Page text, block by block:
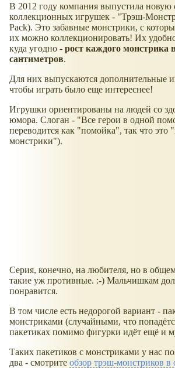
В 2012 году компания выпустила новую
коллекционных игрушек - "Трэш-
Pack). Это забавные монстрики, с
их можно коллекционировать! Их
куда угодно - рост каждого монстрика
сантиметров.
Для них выпускаются дополнительные
чтобы играть было еще интереснее!
Игрушки ориентированы на людей со
юмора. Слоган - "Все герои в одной
переводится как "помойка", так что это
монстрики").
Серия, конечно, на любителя, но в
такие уж противные. :-) Мальчишкам
понравится.
В том числе есть недорогой вариант -
монстриками (случайными, что
пакетиках помимо фигурки идёт ещё и
Таких пакетиков с монстриками у нас
два - смотрите обзор трэш-монстриков в